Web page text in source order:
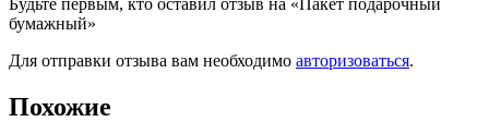
Будьте первым, кто оставил отзыв на «Пакет подарочный
бумажный»
Для отправки отзыва вам необходимо авторизоваться.
Похожие